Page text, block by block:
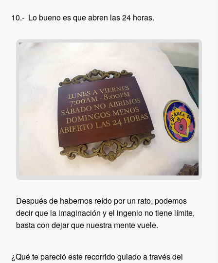
10.- Lo bueno es que abren las 24 horas.
Después de habernos reído por un rato, podemos
decir que la imaginación y el ingenio no tiene límite,
basta con dejar que nuestra mente vuele.
¿Qué te pareció este recorrido guiado a través del